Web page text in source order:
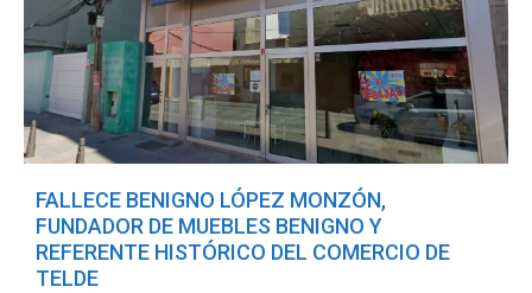
FALLECE BENIGNO LÓPEZ MONZÓN,
FUNDADOR DE MUEBLES BENIGNO Y
REFERENTE HISTÓRICO DEL COMERCIO DE
TELDE